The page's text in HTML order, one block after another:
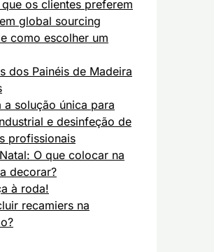
os clientes preferem
global sourcing
como escolher um
dos Painéis de Madeira
a solução única para
e desinfeção de
profissionais
O que colocar na
decorar?
à roda!
recamiers na